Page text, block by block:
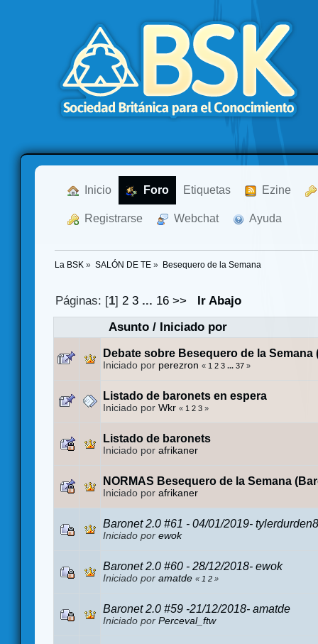
Inicio Foro Etiquetas Ezine
Registrarse Webchat Ayuda
La BSK » SALÓN DE TE » Besequero de la Semana
Páginas: [1]2 3 ... 16 >>
Ir Abajo
Asunto/ Iniciado por
Debate sobre Besequero de la Semana
Iniciado por perezron « 1 2 3 ... 37 »
Listado de baronets en espera
Iniciado por Wkr « 1 2 3 »
Listado de baronets
Iniciado por afrikaner
NORMAS Besequero de la Semana
Iniciado por afrikaner
Baronet 2.0 #61 - 04/01/2019- tylerdurden8
Iniciado por ewok
Baronet 2.0 #60 - 28/12/2018- ewok
Iniciado por amatde « 1 2 »
Baronet 2.0 #59 -21/12/2018- amatde
Iniciado por Perceval_ftw